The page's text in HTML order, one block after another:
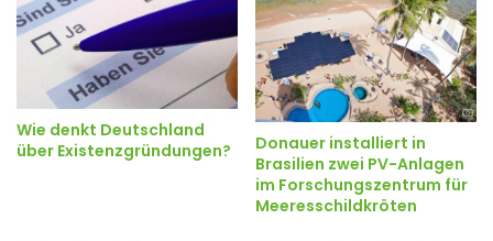
Wie denkt Deutschland
über Existenzgründungen?
Donauer installiert in
Brasilien zwei PV-Anlagen
im Forschungszentrum für
Meeresschildkröten